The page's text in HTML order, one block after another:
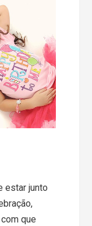
estar junto
que